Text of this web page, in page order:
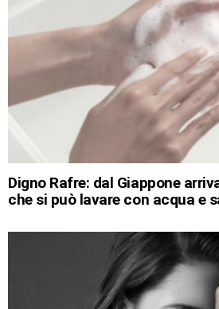
Digno Rafre: dal Giappone
che si può lavare con acqua e